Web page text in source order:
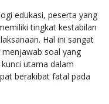
edukasi, peserta yang
tingkat kestabilan
Hal ini sangat
soal yang
utama dalam
berakibat fatal pada